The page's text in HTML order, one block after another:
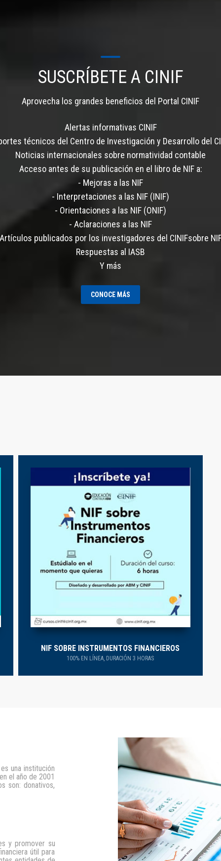
SUSCRÍBETE A CINIF
Aprovecha los grandes beneficios del Portal CINIF
Alertas informativas CINIF
técnicos del Centro de Investigación y Desarrollo del
Noticias internacionales sobre normatividad contable
Acceso antes de su publicación en el libro de NIF a:
- Mejoras a las NIF
- Interpretaciones a las NIF (INIF)
- Orientaciones a las NIF (ONIF)
- Aclaraciones a las NIF
publicados por los investigadores del CINIFsobre
Respuestas al IASB
Y más
CONOCE MÁS
NIF SOBRE INSTRUMENTOS FINANCIEROS
100% EN LÍNEA, DURACIÓN 3 HORAS
una institución
el año de 2001
son: donativos,
y promover su
útil para